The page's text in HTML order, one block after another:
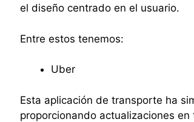
el diseño centrado en el usuario.
Entre estos tenemos:
Uber
Esta aplicación de transporte ha
proporcionando actualizaciones